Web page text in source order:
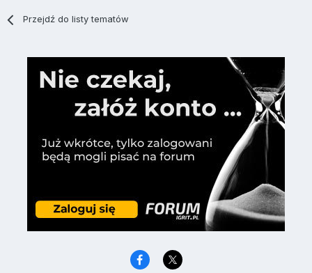
Przejdź do listy tematów